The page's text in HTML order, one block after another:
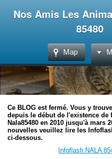
Nos Amis Les
85480
Map
Ce BLOG est fermé. Vous y
depuis le début de l'existence de
Nala85480 en 2010 jusqu'à mars
nouvelles veuillez lire les
ci-dessous.
Infoflash NALA